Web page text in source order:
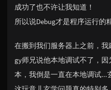
成功了也不许让我知道！
所以说Debug才是程序运行的
在搬到我们服务器上之前，
gy师兄说他本地调试不了，
本，我倒是一直在本地调试...